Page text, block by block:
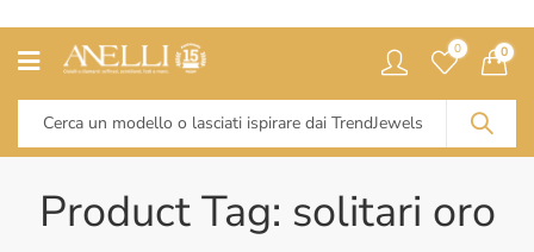
0 0
Product Tag: solitari oro